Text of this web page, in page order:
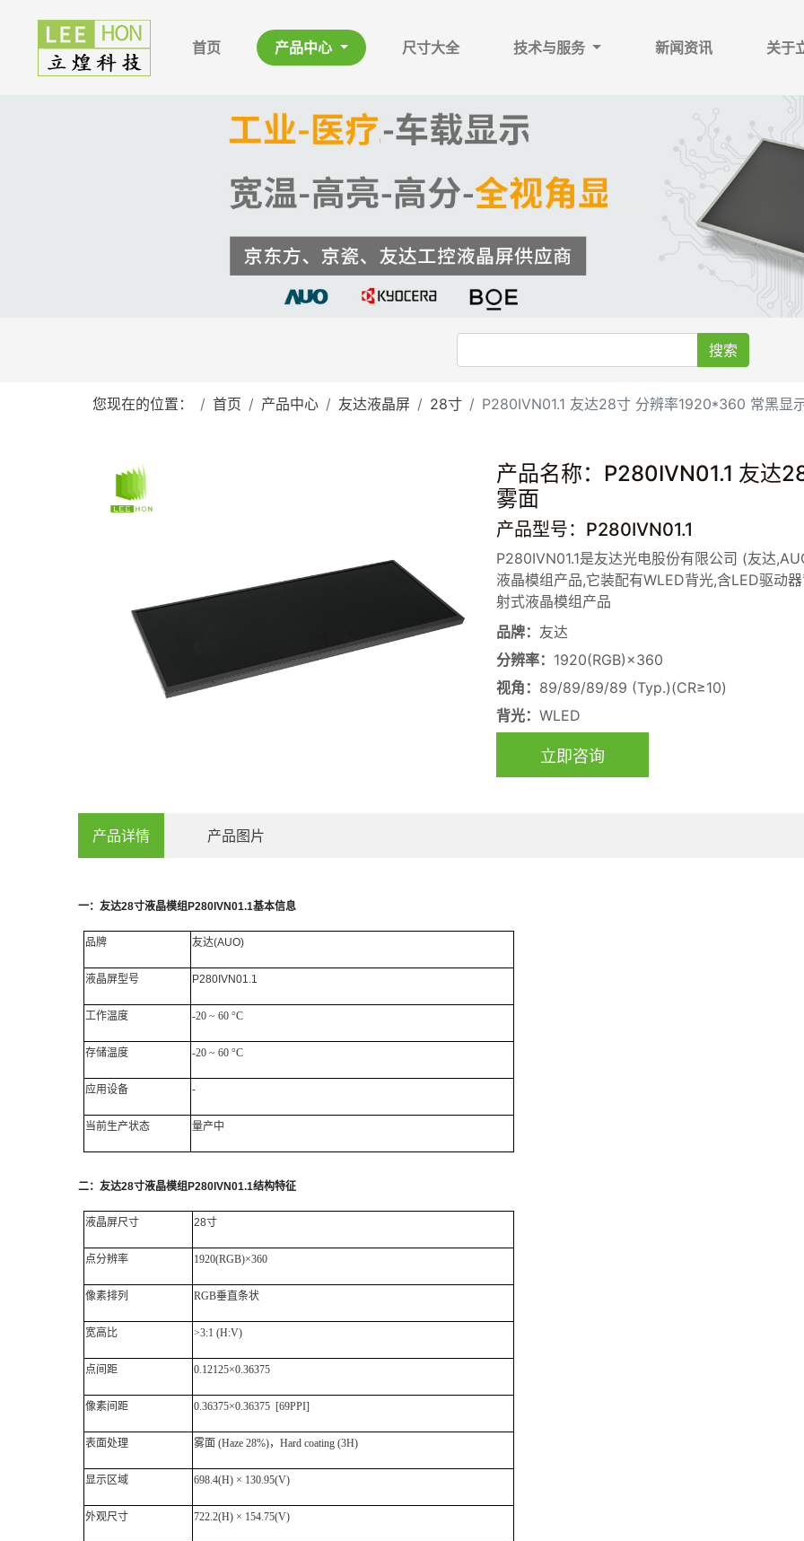
首页 产品中心 尺寸大全 技术与服务 新闻资讯 关于
搜索
您现在的位置： 首页 产品中心 友达液晶屏 28寸 P280IVN01.1 友达28寸 分辨率1920*360 常黑显
产品名称：P280IVN01.1 友达
雾面
产品型号：P280IVN01.1
P280IVN01.1是友达光电股份有限公司 (友达
液晶模组产品,它装配有WLED背光,含LED驱动
射式液晶模组产品
品牌： 友达
分辨率： 1920(RGB)×360
视角： 89/89/89/89 (Typ.)(CR≥10)
背光： WLED
立即咨询
产品详情 产品图片
一： 友达28寸液晶模组P280IVN01.1基本信息
品牌 友达(AUO)
液晶屏型号 P280IVN01.1
工作温度 -20 ~ 60 °C
存储温度 -20 ~ 60 °C
应用设备 -
当前生产状态 量产中
二： 友达28寸液晶模组P280IVN01.1结构特征
液晶屏尺寸 28寸
点分辨率 1920(RGB)×360
像素排列 RGB垂直条状
宽高比 >3:1 (H:V)
点间距 0.12125×0.36375
像素间距 0.36375×0.36375 [69PPI]
表面处理 雾面 (Haze 28%)，Hard coating (3H)
显示区域 698.4(H) × 130.95(V)
外观尺寸 722.2(H) × 154.75(V)